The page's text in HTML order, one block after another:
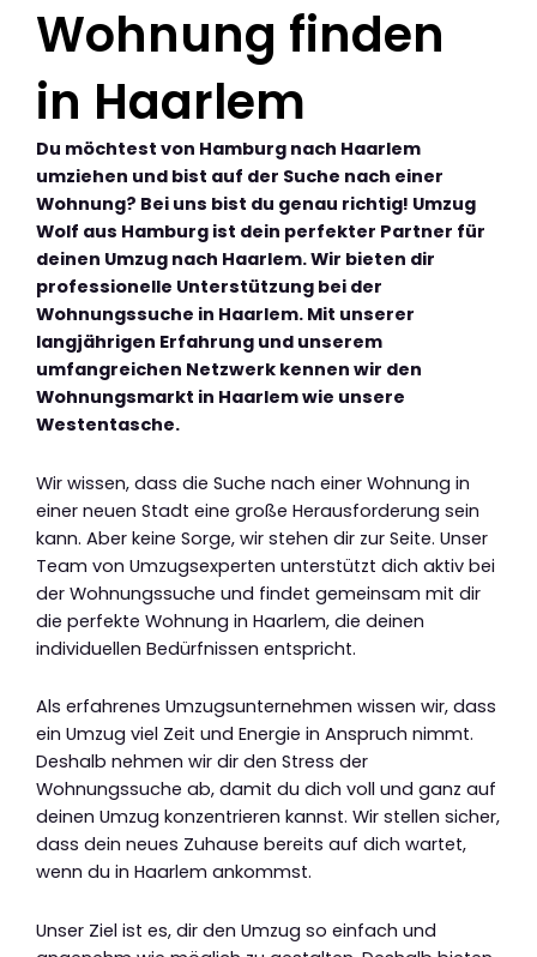
Wohnung finden
in Haarlem
Du möchtest von Hamburg nach Haarlem
umziehen und bist auf der Suche nach einer
Wohnung? Bei uns bist du genau richtig! Umzug
Wolf aus Hamburg ist dein perfekter Partner für
deinen Umzug nach Haarlem. Wir bieten dir
professionelle Unterstützung bei der
Wohnungssuche in Haarlem. Mit unserer
langjährigen Erfahrung und unserem
umfangreichen Netzwerk kennen wir den
Wohnungsmarkt in Haarlem wie unsere
Westentasche.
Wir wissen, dass die Suche nach einer Wohnung in
einer neuen Stadt eine große Herausforderung sein
kann. Aber keine Sorge, wir stehen dir zur Seite. Unser
Team von Umzugsexperten unterstützt dich aktiv bei
der Wohnungssuche und findet gemeinsam mit dir
die perfekte Wohnung in Haarlem, die deinen
individuellen Bedürfnissen entspricht.
Als erfahrenes Umzugsunternehmen wissen wir, dass
ein Umzug viel Zeit und Energie in Anspruch nimmt.
Deshalb nehmen wir dir den Stress der
Wohnungssuche ab, damit du dich voll und ganz auf
deinen Umzug konzentrieren kannst. Wir stellen sicher,
dass dein neues Zuhause bereits auf dich wartet,
wenn du in Haarlem ankommst.
Unser Ziel ist es, dir den Umzug so einfach und